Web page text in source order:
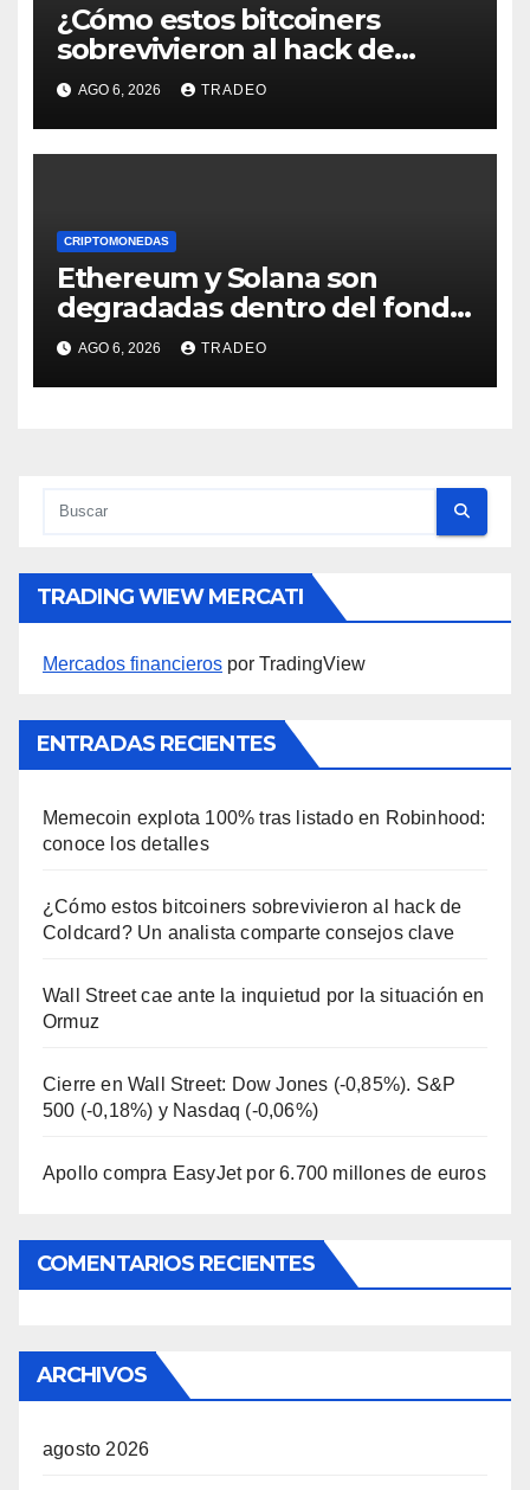
¿Cómo estos bitcoiners
sobrevivieron al hack de
Coldcard? Un analista
comparte consejos clave
AGO 6, 2026 TRADEO
CRIPTOMONEDAS
Ethereum y Solana son
degradadas dentro del fondo
de Grayscale
AGO 6, 2026 TRADEO
TRADING WIEW MERCATI
Mercados financieros por TradingView
ENTRADAS RECIENTES
Memecoin explota 100% tras listado en Robinhood:
conoce los detalles
¿Cómo estos bitcoiners sobrevivieron al hack de
Coldcard? Un analista comparte consejos clave
Wall Street cae ante la inquietud por la situación en
Ormuz
Cierre en Wall Street: Dow Jones (-0,85%). S&P
500 (-0,18%) y Nasdaq (-0,06%)
Apollo compra EasyJet por 6.700 millones de euros
COMENTARIOS RECIENTES
ARCHIVOS
agosto 2026